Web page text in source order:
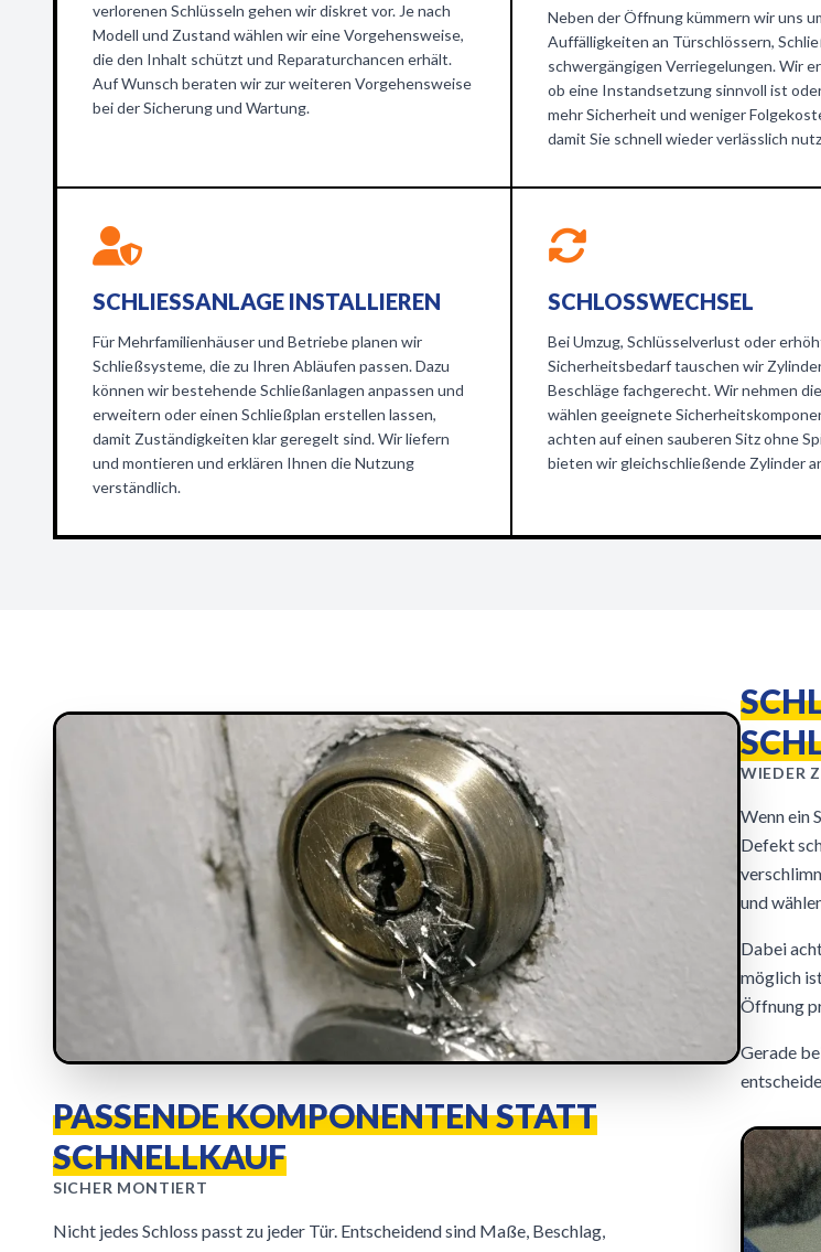
verlorenen Schlüsseln gehen wir diskret vor. Je nach
Modell und Zustand wählen wir eine Vorgehensweise,
die den Inhalt schützt und Reparaturchancen erhält.
Auf Wunsch beraten wir zur weiteren Vorgehensweise
bei der Sicherung und Wartung.
Neben der Öffnung kümmern wir uns
Auffälligkeiten an Türschlössern,
schwergängigen Verriegelungen. Wir
ob eine Instandsetzung sinnvoll ist
mehr Sicherheit und weniger
damit Sie schnell wieder verlässlich
SCHLIESSANLAGE INSTALLIEREN
Für Mehrfamilienhäuser und Betriebe planen wir
Schließsysteme, die zu Ihren Abläufen passen. Dazu
können wir bestehende Schließanlagen anpassen und
erweitern oder einen Schließplan erstellen lassen,
damit Zuständigkeiten klar geregelt sind. Wir liefern
und montieren und erklären Ihnen die Nutzung
verständlich.
SCHLOSSWECHSEL
Bei Umzug, Schlüsselverlust oder
Sicherheitsbedarf tauschen wir
Beschläge fachgerecht. Wir nehmen
wählen geeignete
achten auf einen sauberen Sitz ohne
bieten wir gleichschließende Zylinder
WIEDER
Wenn ein
Defekt
und
Dabei
möglich
Öffnung
Gerade
PASSENDE KOMPONENTEN STATT
SCHNELLKAUF
SICHER MONTIERT
Nicht jedes Schloss passt zu jeder Tür. Entscheidend sind Maße, Beschlag,